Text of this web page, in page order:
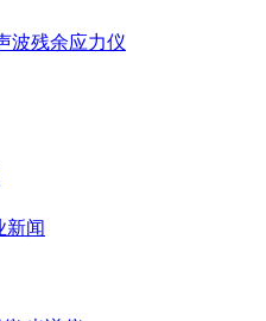
波残余应力仪
新闻